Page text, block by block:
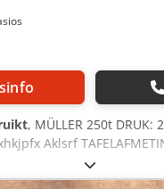
, MÜLLER 250t DRUK:
Aklsrf